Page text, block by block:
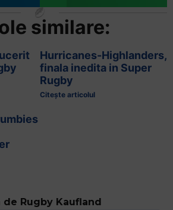
similare:
Hurricanes-Highlanders,
finala inedita in Super
Rugby
Citește articolul
de Rugby Kaufland